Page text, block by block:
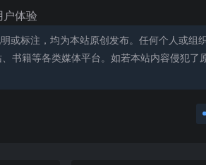
体验
或标注，均为本站原创发布。任何个人或组
书籍等各类媒体平台。如若本站内容侵犯了